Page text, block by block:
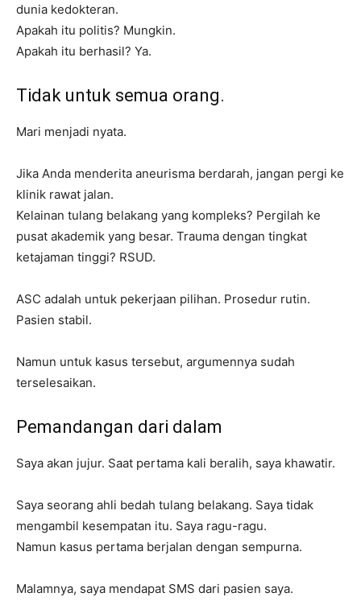
dunia kedokteran.
Apakah itu politis? Mungkin.
Apakah itu berhasil? Ya.
Tidak untuk semua orang.
Mari menjadi nyata.
Jika Anda menderita aneurisma berdarah, jangan pergi ke
klinik rawat jalan.
Kelainan tulang belakang yang kompleks? Pergilah ke
pusat akademik yang besar. Trauma dengan tingkat
ketajaman tinggi? RSUD.
ASC adalah untuk pekerjaan pilihan. Prosedur rutin.
Pasien stabil.
Namun untuk kasus tersebut, argumennya sudah
terselesaikan.
Pemandangan dari dalam
Saya akan jujur. Saat pertama kali beralih, saya khawatir.
Saya seorang ahli bedah tulang belakang. Saya tidak
mengambil kesempatan itu. Saya ragu-ragu.
Namun kasus pertama berjalan dengan sempurna.
Malamnya, saya mendapat SMS dari pasien saya.